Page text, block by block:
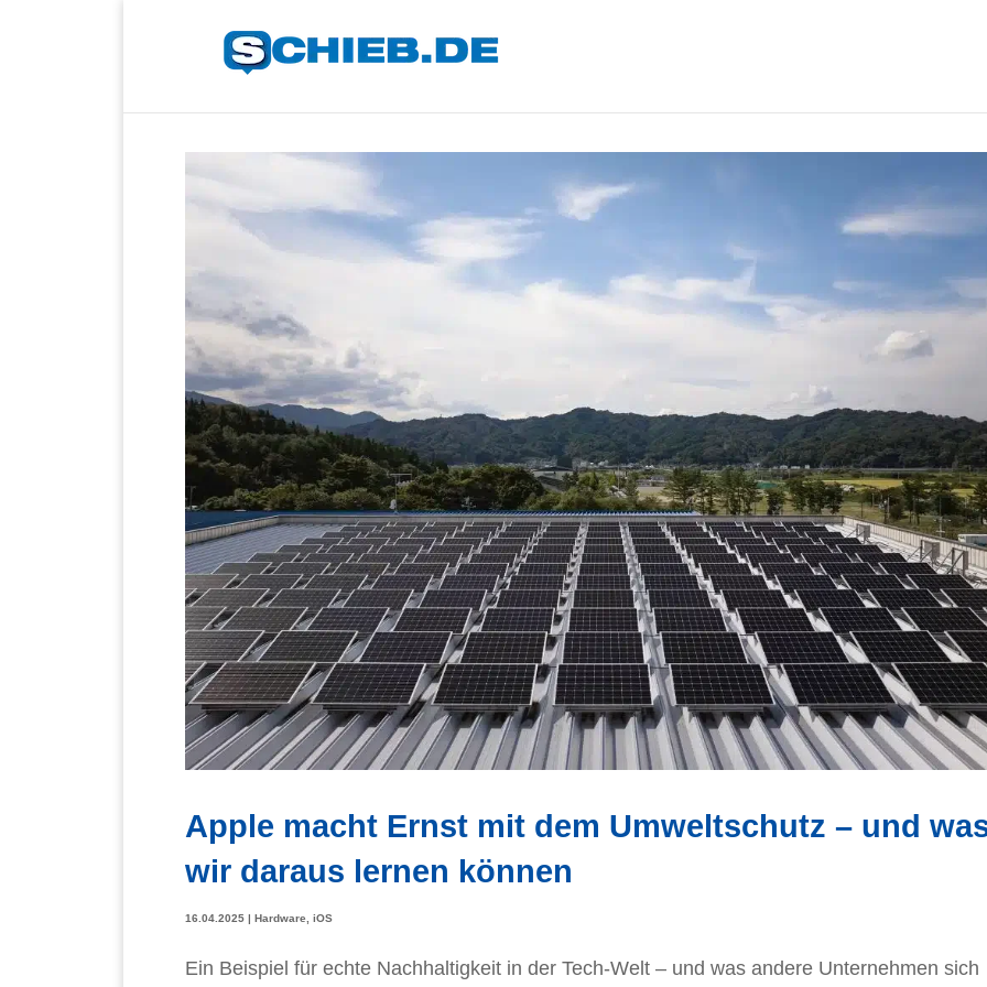
Apple macht Ernst mit dem Umweltschutz – und
wir daraus lernen können
16.04.2025 | Hardware iOS
Ein Beispiel für echte Nachhaltigkeit in der Tech-Welt – und was andere Unternehmen sich